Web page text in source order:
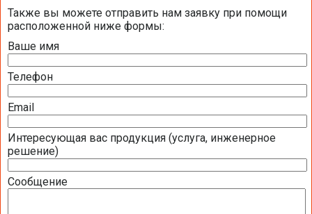
Также вы можете отправить нам заявку при помощи
расположенной ниже формы:
Ваше имя
Телефон
Email
Интересующая вас продукция (услуга, инженерное
решение)
Сообщение
Общая информация BELIMO
Презентация компании BELIMO 2016 (2,51
МБ)
Полная номенклатура продукции BELIMO
Приводы для воздушных клапанов
Полный обзор электроприводов для систем
вентиляции 2016 (17,5 МБ)